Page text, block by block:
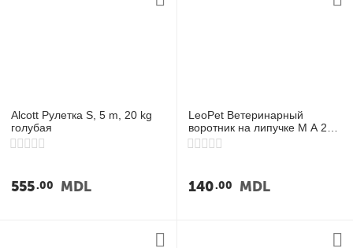
Alcott Рулетка S, 5 m, 20 kg
голубая
555 00 MDL
LeoPet Ветеринарный
воротник на липучке M A 28-
37 cm/B 13,5 cm
140 00 MDL